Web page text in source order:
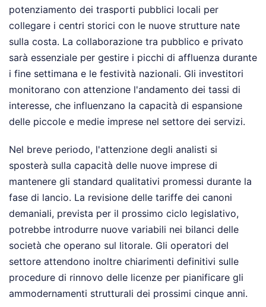
potenziamento dei trasporti pubblici locali per
collegare i centri storici con le nuove strutture nate
sulla costa. La collaborazione tra pubblico e privato
sarà essenziale per gestire i picchi di affluenza durante
i fine settimana e le festività nazionali. Gli investitori
monitorano con attenzione l'andamento dei tassi di
interesse, che influenzano la capacità di espansione
delle piccole e medie imprese nel settore dei servizi.
Nel breve periodo, l'attenzione degli analisti si
sposterà sulla capacità delle nuove imprese di
mantenere gli standard qualitativi promessi durante la
fase di lancio. La revisione delle tariffe dei canoni
demaniali, prevista per il prossimo ciclo legislativo,
potrebbe introdurre nuove variabili nei bilanci delle
società che operano sul litorale. Gli operatori del
settore attendono inoltre chiarimenti definitivi sulle
procedure di rinnovo delle licenze per pianificare gli
ammodernamenti strutturali dei prossimi cinque anni.